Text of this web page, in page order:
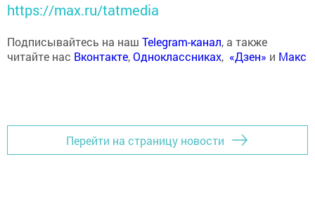
https://max.ru/tatmedia
Подписывайтесь на наш Telegram-канал, а также
читайте нас Вконтакте,Одноклассниках, «Дзен» и Макс
Перейти на страницу новости